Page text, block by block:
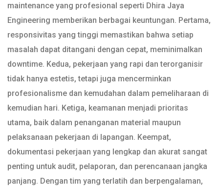
maintenance yang profesional seperti Dhira Jaya
Engineering memberikan berbagai keuntungan. Pertama,
responsivitas yang tinggi memastikan bahwa setiap
masalah dapat ditangani dengan cepat, meminimalkan
downtime. Kedua, pekerjaan yang rapi dan terorganisir
tidak hanya estetis, tetapi juga mencerminkan
profesionalisme dan kemudahan dalam pemeliharaan di
kemudian hari. Ketiga, keamanan menjadi prioritas
utama, baik dalam penanganan material maupun
pelaksanaan pekerjaan di lapangan. Keempat,
dokumentasi pekerjaan yang lengkap dan akurat sangat
penting untuk audit, pelaporan, dan perencanaan jangka
panjang. Dengan tim yang terlatih dan berpengalaman,